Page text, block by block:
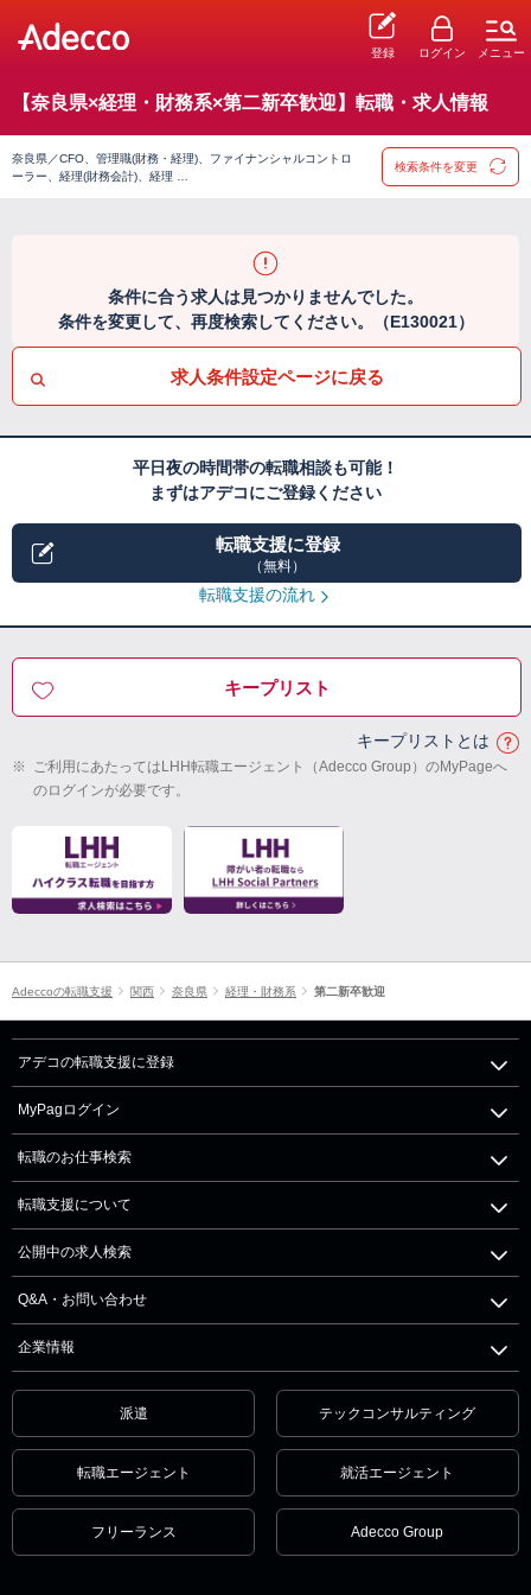
登録 ログイン メニュー
【奈良県×経理・財務系×第二新卒歓迎】転職・求人情報
奈良県／CFO、管理職(財務・経理)、ファイナンシャルコントロ
ーラー、経理(財務会計)、経理 …
検索条件を変更
条件に合う求人は見つかりませんでした。
条件を変更して、再度検索してください。（E130021）
求人条件設定ページに戻る
平日夜の時間帯の転職相談も可能！
まずはアデコにご登録ください
転職支援に登録
（無料）
転職支援の流れ
キープリスト
キープリストとは
※ ご利用にあたってはLHH転職エージェント（Adecco Group）のMyPageへ
のログインが必要です。
Adeccoの転職支援 関西 奈良県 経理・財務系 第二新卒歓迎
アデコの転職支援に登録
MyPagログイン
転職のお仕事検索
転職支援について
公開中の求人検索
Q&A・お問い合わせ
企業情報
派遣 テックコンサルティング
転職エージェント 就活エージェント
フリーランス Adecco Group